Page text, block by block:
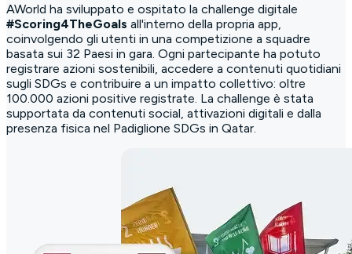
AWorld ha sviluppato e ospitato la challenge digitale
#Scoring4TheGoals all'interno della propria app,
coinvolgendo gli utenti in una competizione a squadre
basata sui 32 Paesi in gara. Ogni partecipante ha potuto
registrare azioni sostenibili, accedere a contenuti quotidiani
sugli SDGs e contribuire a un impatto collettivo: oltre
100.000 azioni positive registrate. La challenge è stata
supportata da contenuti social, attivazioni digitali e dalla
presenza fisica nel Padiglione SDGs in Qatar.